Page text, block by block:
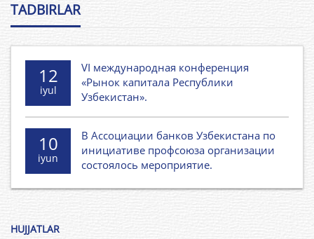
TADBIRLAR
12
iyul
VI международная конференция
«Рынок капитала Республики
Узбекистан».
10
iyun
В Ассоциации банков Узбекистана по
инициативе профсоюза организации
состоялось мероприятие.
HUJJATLAR